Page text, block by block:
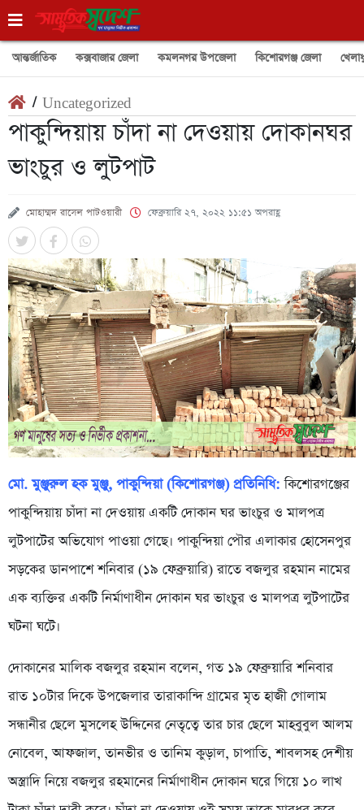
আন্তর্জাতিক কক্সবাজার জেলা কমলনগর উপজেলা কিশোরগঞ্জ জেলা
/ Uncategorized
পাকুন্দিয়ায় চাঁদা না দেওয়ায় দোকানঘর
ভাংচুর ও লুটপাট
মোহাম্মদ রাসেল পাটওয়ারী ফেব্রুয়ারি ২৭, ২০২২ ১১:৫১ অপরাহ্ণ
মো. মুঞ্জুরুল হক মুঞ্জু, পাকুন্দিয়া (কিশোরগঞ্জ) প্রতিনিধি: কিশোরগঞ্জের
পাকুন্দিয়ায় চাঁদা না দেওয়ায় একটি দোকান ঘর ভাংচুর ও মালপত্র
লুটপাটের অভিযোগ পাওয়া গেছে। পাকুন্দিয়া পৌর এলাকার হোসেনপুর
সড়কের ডানপাশে শনিবার (১৯ ফেব্রুয়ারি) রাতে বজলুর রহমান নামের
এক ব্যক্তির একটি নির্মাণাধীন দোকান ঘর ভাংচুর ও মালপত্র লুটপাটের
ঘটনা ঘটে।
দোকানের মালিক বজলুর রহমান বলেন, গত ১৯ ফেব্রুয়ারি শনিবার
রাত ১০টার দিকে উপজেলার তারাকান্দি গ্রামের মৃত হাজী গোলাম
সন্ধানীর ছেলে মুসলেহ উদ্দিনের নেতৃত্বে তার চার ছেলে মাহবুবুল আলম
নোবেল, আফজাল, তানভীর ও তানিম কুড়াল, চাপাতি, শাবলসহ দেশীয়
অস্ত্রাদি নিয়ে বজলুর রহমানের নির্মাণাধীন দোকান ঘরে গিয়ে ১০ লাখ